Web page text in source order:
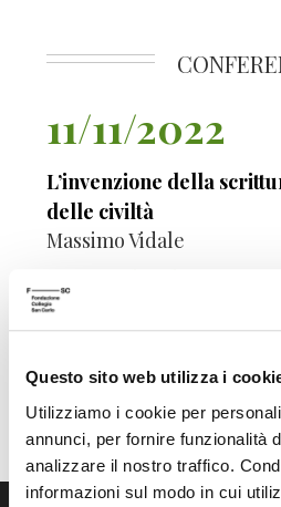
Questo sito web utilizza i
Utilizziamo i cookie per
annunci, per fornire funzionalità
analizzare il nostro traffico.
informazioni sul modo in cui
11/11/2022
L’invenzione della
delle civiltà
Massimo Vidale